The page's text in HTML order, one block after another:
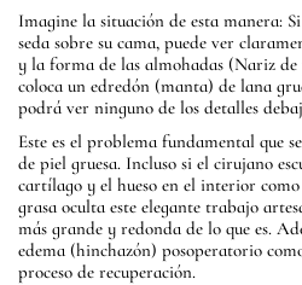
Imagine la situación de esta manera:
seda sobre su cama, puede ver
y la forma de las almohadas (Nariz
coloca un edredón (manta) de lana
podrá ver ninguno de los detalles
Este es el problema fundamental que
de piel gruesa. Incluso si el cirujano
cartílago y el hueso en el interior
grasa oculta este elegante trabajo
más grande y redonda de lo que es.
edema (hinchazón) posoperatorio
proceso de recuperación.